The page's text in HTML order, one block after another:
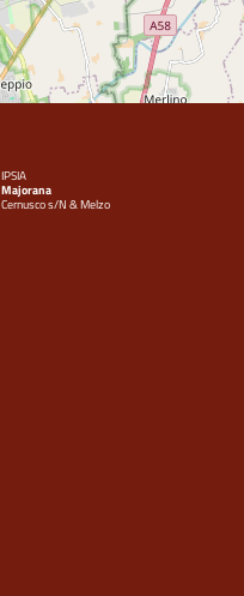
IPSIA
Majorana
Cernusco s/N & Melzo